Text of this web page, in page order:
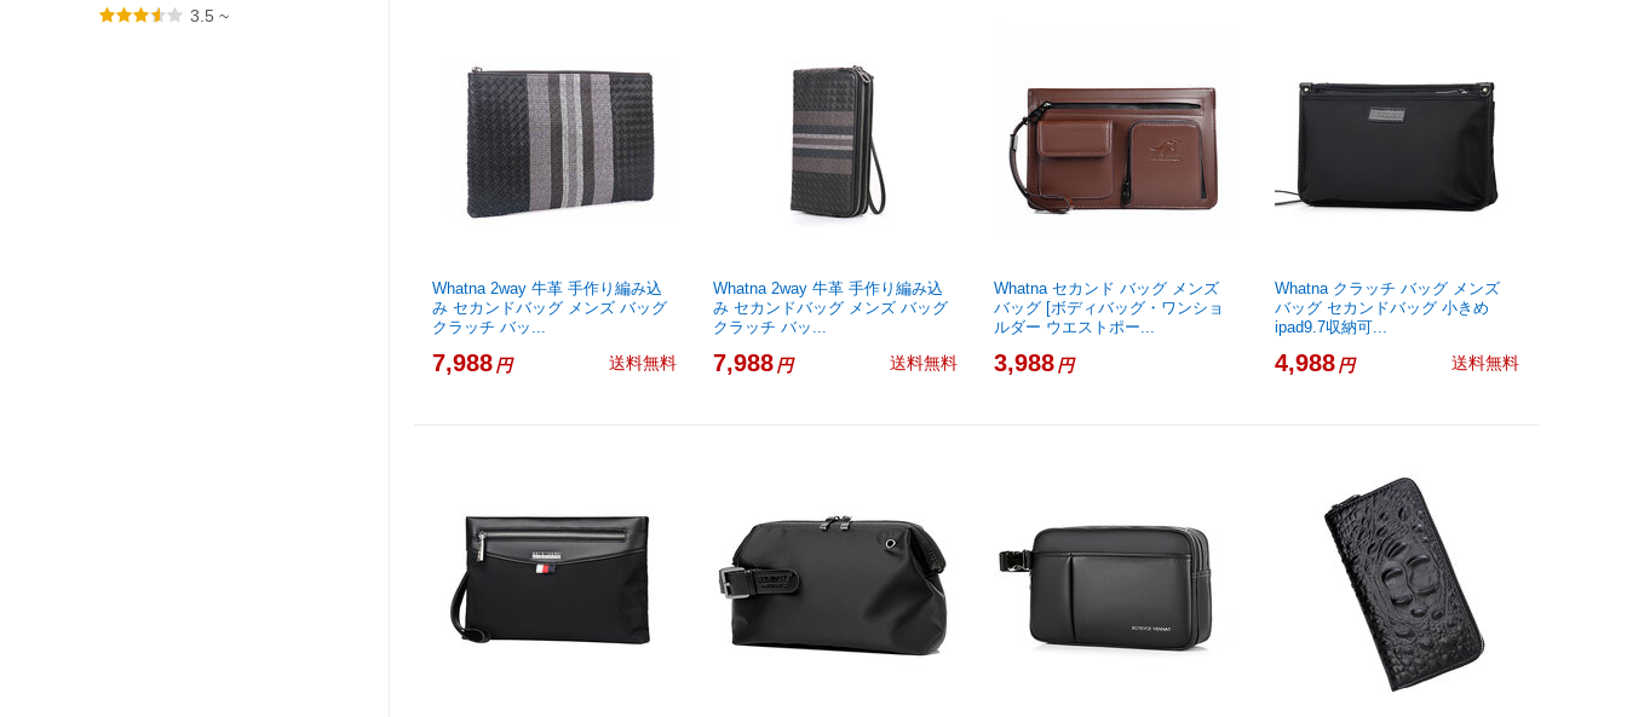

  3.5 ~
Whatna 2way 牛革 手作り編み込
み セカンドバッグ メンズ バッグ
クラッチ バッ...
7,988円 送料無料
Whatna 2way 牛革 手作り編み込
み セカンドバッグ メンズ バッグ
クラッチ バッ...
7,988円 送料無料
Whatna セカンド バッグ メンズ
バッグ [ボディバッグ・ワンショ
ルダー ウエストポー...
3,988円
Whatna クラッチ バッグ メンズ
バッグ セカンドバッグ 小きめ
ipad9.7収納可...
4,988円 送料無料